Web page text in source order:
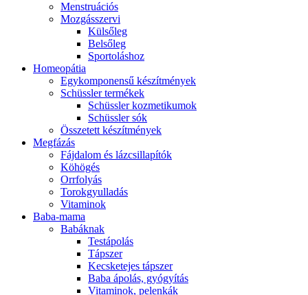
Menstruációs
Mozgásszervi
Külsőleg
Belsőleg
Sportoláshoz
Homeopátia
Egykomponensű készítmények
Schüssler termékek
Schüssler kozmetikumok
Schüssler sók
Összetett készítmények
Megfázás
Fájdalom és lázcsillapítók
Köhögés
Orrfolyás
Torokgyulladás
Vitaminok
Baba-mama
Babáknak
Testápolás
Tápszer
Kecsketejes tápszer
Baba ápolás, gyógyítás
Vitaminok, pelenkák